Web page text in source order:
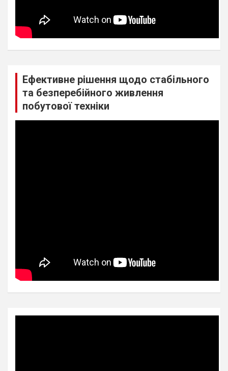
Ефективне рішення щодо стабільного
та безперебійного живлення
побутової техніки